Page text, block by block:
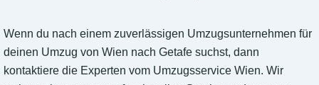
Wenn du nach einem zuverlässigen Umzugsunternehmen für
deinen Umzug von Wien nach Getafe suchst, dann
kontaktiere die Experten vom Umzugsservice Wien. Wir